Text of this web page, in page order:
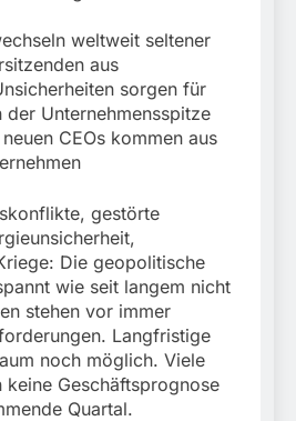
unversteuerter Zigaretten
und Einleitung eines
Steuerstrafverfahrens
Grenze
eingereist/Bundespolizei
stellt Auto sicher
3. August 2026weltweit seltener
aus
sorgen für
der Unternehmensspitze
CEOs kommen aus
gestörte
Die geopolitische
wie seit langem nicht
stehen vor immer
Langfristige
noch möglich. Viele
keine Geschäftsprognose
Quartal.